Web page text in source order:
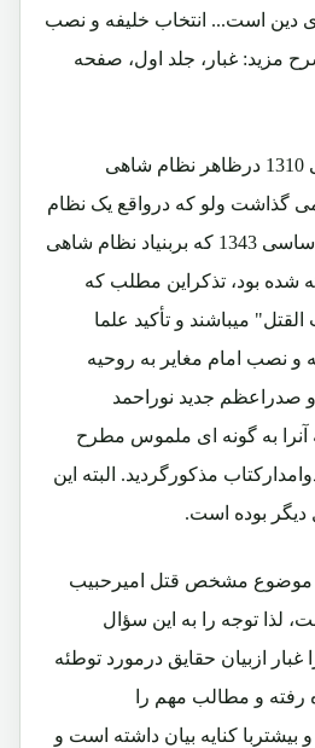
دین است... انتخاب خلیفه و نصب
مزید: غبار، جلد اول، صفحه
ازآنجائیکه قانون اساسی 1310 درظاهر نظام شاهی
گذاشت ولو که درواقع یک نظام
مطلقه بود و نیز قانون اساسی 1343 که بربنیاد نظام شاهی
بود، تذکراین مطلب که
میباشند و تأکید علما
و نصب امام مغایر به روحیه
صدراعظم جدید نوراحمد
آنرا به گونه ای ملموس مطرح
مذکورگردید. البته این
دیگر بوده است.
موضوع مشخص قتل امیرحبیب
لذا توجه را به این سؤال
ازبیان حقایق درمورد توطئه
و مطالب مهم را
کنایه بیان داشته است و